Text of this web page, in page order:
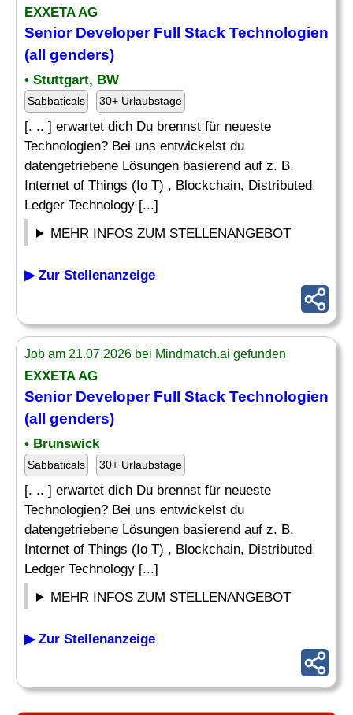
EXXETA AG
Senior DeveloperFull Stack Technologien
(all genders)
• Stuttgart, BW
Sabbaticals 30+ Urlaubstage
[. .. ] erwartet dich Du brennst für neueste
Technologien? Bei uns entwickelst du
datengetriebene Lösungen basierend auf z. B.
Internet of Things (Io T) , Blockchain, Distributed
Ledger Technology [...]
MEHR INFOS ZUM STELLENANGEBOT
▶ Zur Stellenanzeige
Job am 21.07.2026 bei Mindmatch.ai gefunden
EXXETA AG
Senior DeveloperFull Stack Technologien
(all genders)
• Brunswick
Sabbaticals 30+ Urlaubstage
[. .. ] erwartet dich Du brennst für neueste
Technologien? Bei uns entwickelst du
datengetriebene Lösungen basierend auf z. B.
Internet of Things (Io T) , Blockchain, Distributed
Ledger Technology [...]
MEHR INFOS ZUM STELLENANGEBOT
▶ Zur Stellenanzeige